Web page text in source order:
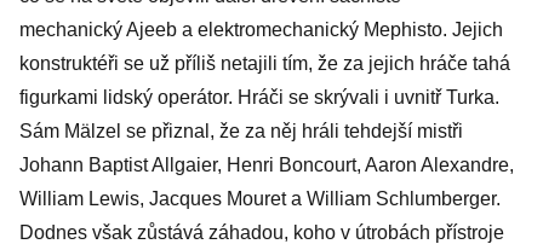
mechanický Ajeeb a elektromechanický Mephisto. Jejich
konstruktéři se už příliš netajili tím, že za jejich hráče tahá
figurkami lidský operátor. Hráči se skrývali i uvnitř Turka.
Sám Mälzel se přiznal, že za něj hráli tehdejší mistři
Johann Baptist Allgaier, Henri Boncourt, Aaron Alexandre,
William Lewis, Jacques Mouret a William Schlumberger.
Dodnes však zůstává záhadou, koho v útrobách přístroje